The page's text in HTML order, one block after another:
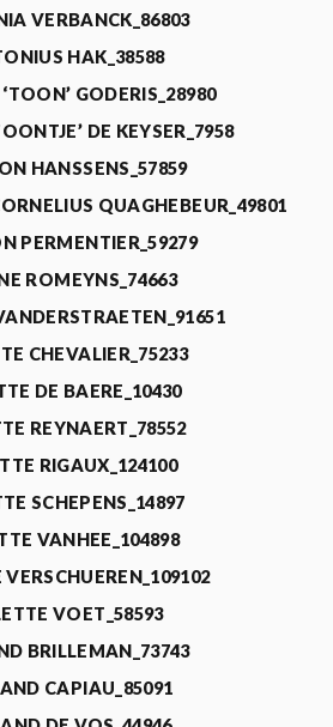
VERBANCK_86803
HAK_38588
GODERIS_28980
DE KEYSER_7958
HANSSENS_57859
QUAGHEBEUR_49801
PERMENTIER_59279
ROMEYNS_74663
CHEVALIER_75233
DE BAERE_10430
REYNAERT_78552
RIGAUX_124100
SCHEPENS_14897
VANHEE_104898
VOET_58593
BRILLEMAN_73743
CAPIAU_85091